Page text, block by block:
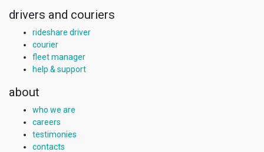
drivers and couriers
rideshare driver
courier
fleet manager
help & support
about
who we are
careers
testimonies
contacts